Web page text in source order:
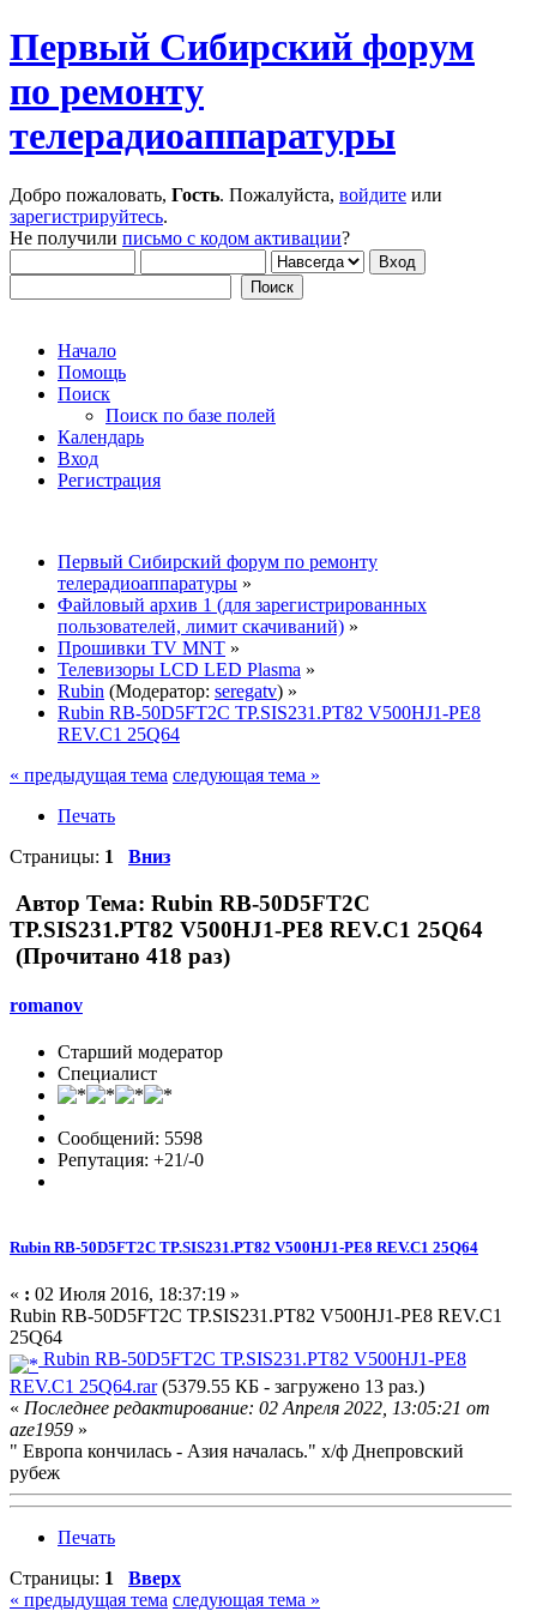
Первый Сибирский форум
по ремонту
телерадиоаппаратуры
Добро пожаловать, Гость. Пожалуйста, войдите или
зарегистрируйтесь.
Не получили письмо с кодом активации?
Начало
Помощь
Поиск
Поиск по базе полей
Календарь
Вход
Регистрация
Первый Сибирский форум по ремонту
телерадиоаппаратуры »
Файловый архив 1 (для зарегистрированных
пользователей, лимит скачиваний) »
Прошивки TV MNT »
Телевизоры LCD LED Plasma »
Rubin (Модератор: seregatv) »
Rubin RB-50D5FT2C TP.SIS231.PT82 V500HJ1-PE8
REV.C1 25Q64
« предыдущая тема следующая тема »
Печать
Страницы: 1 Вниз
Автор Тема: Rubin RB-50D5FT2C
TP.SIS231.PT82 V500HJ1-PE8 REV.C1 25Q64
(Прочитано 418 раз)
romanov
Старший модератор
Специалист
Сообщений: 5598
Репутация: +21/-0
Rubin RB-50D5FT2C TP.SIS231.PT82 V500HJ1-PE8 REV.C1 25Q64
« : 02 Июля 2016, 18:37:19 »
Rubin RB-50D5FT2C TP.SIS231.PT82 V500HJ1-PE8 REV.C1
25Q64
Rubin RB-50D5FT2C TP.SIS231.PT82 V500HJ1-PE8
REV.C1 25Q64.rar(5379.55 КБ - загружено 13 раз.)
« Последнее редактирование: 02 Апреля 2022, 13:05:21 от
aze1959 »
" Европа кончилась - Азия началась." х/ф Днепровский
рубеж
Печать
Страницы: 1
Вверх
« предыдущая тема следующая тема »